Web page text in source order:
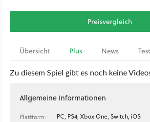
Preisvergleich
Übersicht Plus News Test
Zu diesem Spiel gibt es noch keine
Allgemeine Informationen
Plattform:
PC, PS4, Xbox One, Switch, iOS